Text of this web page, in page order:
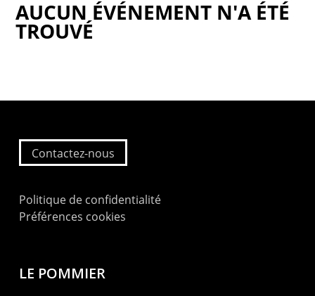
AUCUN ÉVÉNEMENT N'A ÉTÉ
TROUVÉ
Contactez-nous
Politique de confidentialité
Préférences cookies
LE POMMIER